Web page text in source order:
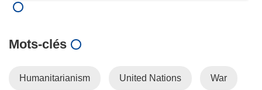
Mots‑clés
Humanitarianism United Nations War